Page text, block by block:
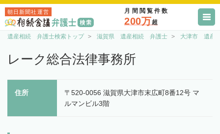
朝日新聞社運営 月間閲覧件数
200万超
遺産相続 弁護士検索トップ 滋賀県 遺産相続 弁護士 大津市 遺産
レーク総合法律事務所
住所
〒520-0056 滋賀県大津市末広町8番12号 マ
ルマンビル3階